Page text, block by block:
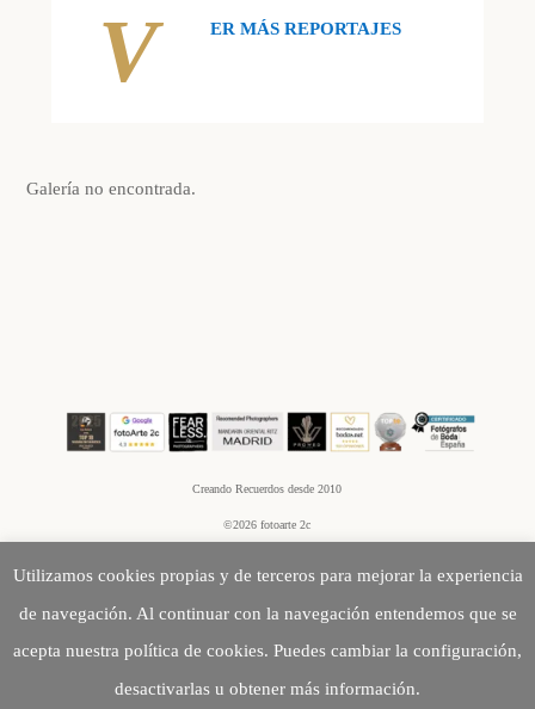
V ER MÁS REPORTAJES
Galería no encontrada.
Creando Recuerdos desde 2010
©2026 fotoarte 2c
Utilizamos cookies propias y de terceros para mejorar la experiencia
de navegación. Al continuar con la navegación entendemos que se
acepta nuestra política de cookies. Puedes cambiar la configuración,
desactivarlas u obtener más información.